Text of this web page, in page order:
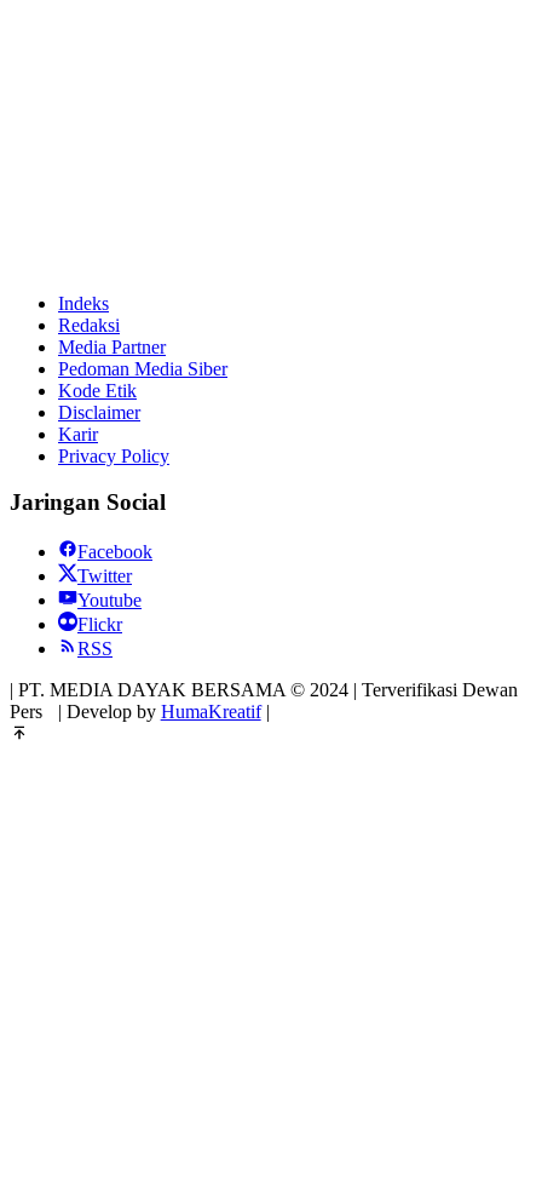
Indeks
Redaksi
Media Partner
Pedoman Media Siber
Kode Etik
Disclaimer
Karir
Privacy Policy
Jaringan Social
Facebook
Twitter
Youtube
Flickr
RSS
| PT. MEDIA DAYAK BERSAMA © 2024 | Terverifikasi Dewan
Pers
| Develop by HumaKreatif|